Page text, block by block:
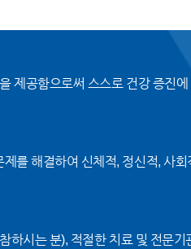
제공함으로써 스스로 건강 증진
를 해결하여 신체적, 정신적, 사
하시는 분), 적절한 치료 및 전문기